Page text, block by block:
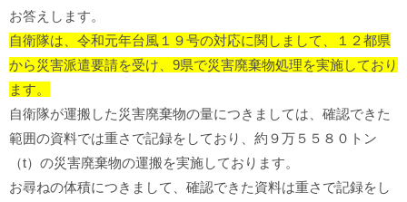
お答えします。
自衛隊は、令和元年台風１９号の対応に関しまして、１２都県
から災害派遣要請を受け、9県で災害廃棄物処理を実施しており
ます。
自衛隊が運搬した災害廃棄物の量につきましては、確認できた
範囲の資料では重さで記録をしており、約９万５５８０トン
（t）の災害廃棄物の運搬を実施しております。
お尋ねの体積につきまして、確認できた資料は重さで記録をし